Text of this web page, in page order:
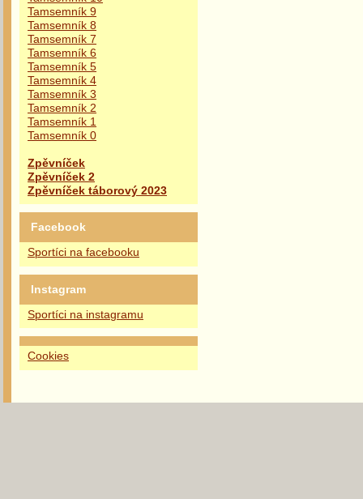
Tamsemník 9
Tamsemník 8
Tamsemník 7
Tamsemník 6
Tamsemník 5
Tamsemník 4
Tamsemník 3
Tamsemník 2
Tamsemník 1
Tamsemník 0
Zpěvníček
Zpěvníček 2
Zpěvníček táborový 2023
Facebook
Sportíci na facebooku
Instagram
Sportíci na instagramu
Cookies